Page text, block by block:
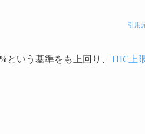
引用
という基準をも上回り、 THC上